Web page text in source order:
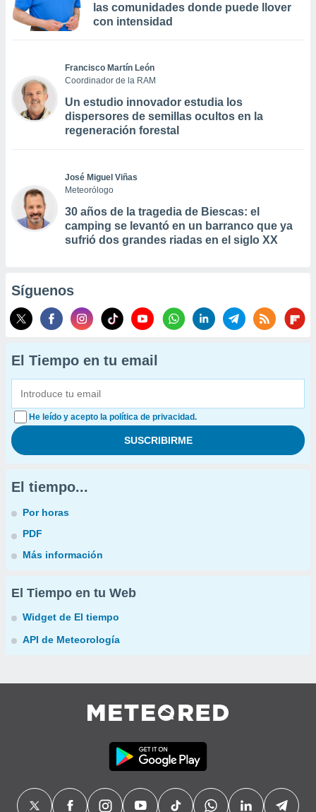
las comunidades donde puede llover
con intensidad
Francisco Martín León
Coordinador de la RAM
Un estudio innovador estudia los
dispersores de semillas ocultos en la
regeneración forestal
José Miguel Viñas
Meteorólogo
30 años de la tragedia de Biescas: el
camping se levantó en un barranco que ya
sufrió dos grandes riadas en el siglo XX
Síguenos
El Tiempo en tu email
He leído y acepto la política de privacidad.
El tiempo...
Por horas
PDF
Más información
El Tiempo en tu Web
Widget de El tiempo
API de Meteorología